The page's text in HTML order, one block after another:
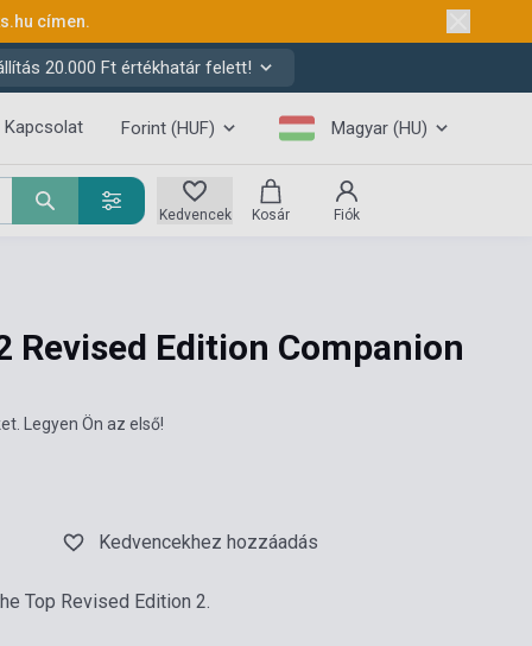
címen.
20.000 Ft értékhatár felett!
Kapcsolat Forint (HUF) Magyar (HU)
Kedvencek Kosár Fiók
Revised Edition Companion
Legyen Ön az első!
Kedvencekhez hozzáadás
Top Revised Edition 2.